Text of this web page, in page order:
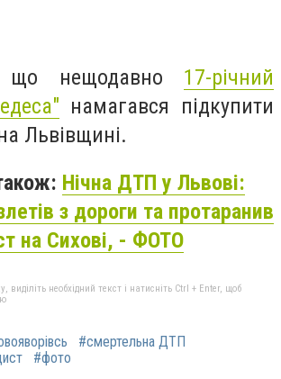
що нещодавно 17-річний
намагався підкупити
Львівщині.
Нічна ДТП у Львові:
з дороги та протаранив
на Сихові, - ФОТО
необхідний текст і натисніть Ctrl + Enter, щоб
#смертельна ДТП
#фото